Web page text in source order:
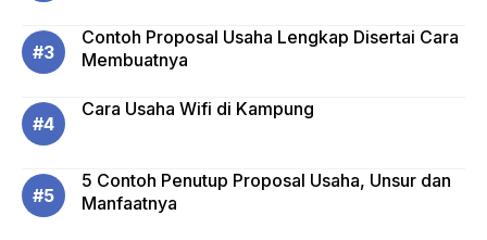
Contoh Proposal Usaha Lengkap Disertai Cara
Membuatnya
Cara Usaha Wifi di Kampung
5 Contoh Penutup Proposal Usaha, Unsur dan
Manfaatnya